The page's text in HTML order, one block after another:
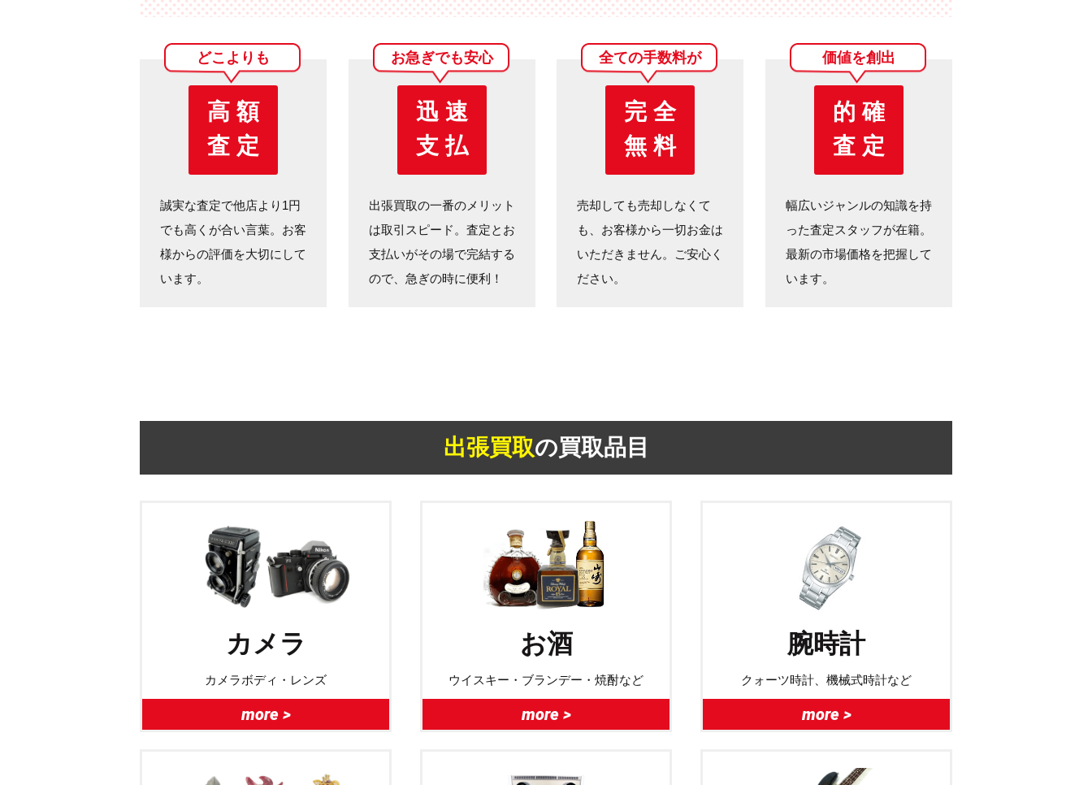
どこよりも
高 額
査 定
誠実な査定で他店より1円
でも高くが合い言葉。お客
様からの評価を大切にして
います。
お急ぎでも安心
迅 速
支 払
出張買取の一番のメリット
は取引スピード。査定とお
支払いがその場で完結する
ので、急ぎの時に便利！
全ての手数料が
完 全
無 料
売却しても売却しなくて
も、お客様から一切お金は
いただきません。ご安心く
ださい。
価値を創出
的 確
査 定
幅広いジャンルの知識を持
った査定スタッフが在籍。
最新の市場価格を把握して
います。
出張買取の買取品目
カメラ
カメラボディ・レンズ
more >
お酒
ウイスキー・ブランデー・焼酎など
more >
腕時計
クォーツ時計、機械式時計など
more >